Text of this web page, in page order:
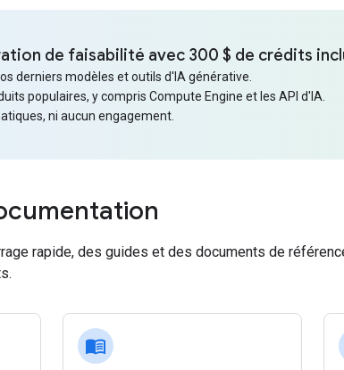
de faisabilité avec 300 $ de crédits
derniers modèles et outils d'IA générative.
populaires, y compris Compute Engine et les API d'IA.
ni aucun engagement.
rapide, des guides et des documents de
menu_book